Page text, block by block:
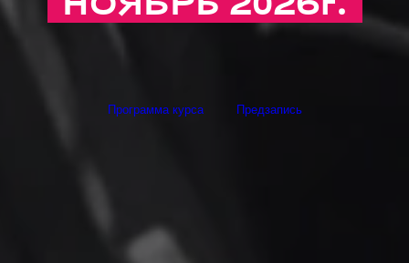
НОЯБРЬ 2026г.
Программа курса Предзапись